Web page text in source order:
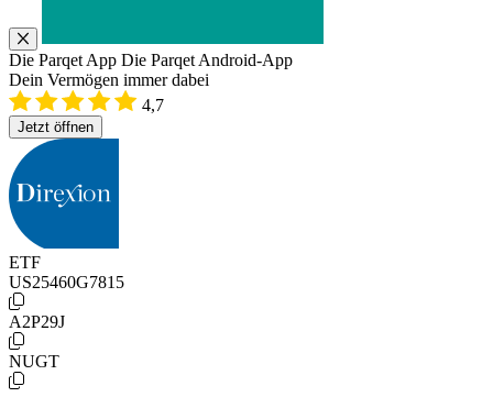
Die Parqet App Die Parqet Android-App
Dein Vermögen immer dabei
4,7
Jetzt öffnen
ETF
US25460G7815
A2P29J
NUGT